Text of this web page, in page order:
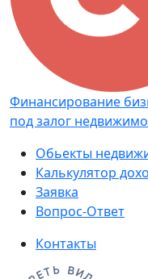
Финансирование
под залог
Обьекты
Калькулятор
Заявка
Вопрос-Ответ
Контакты